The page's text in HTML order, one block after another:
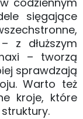
sięgające
z dłuższym
– tworzą
sprawdzają
Warto też
kroje, które